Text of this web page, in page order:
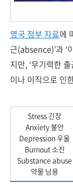
영국 정부 자료에
근(absence)’과
지만, ‘무기력한
이나 이직으로 인
Stress 긴장
Anxiety 불안
Depression 우울
Burnout 소진
Substance abuse
약물 남용